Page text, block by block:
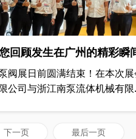
回顾发生在广州的精彩瞬
阀展日前圆满结束！在本次
公司与浙江南泵流体机械有
下一页 最后一页